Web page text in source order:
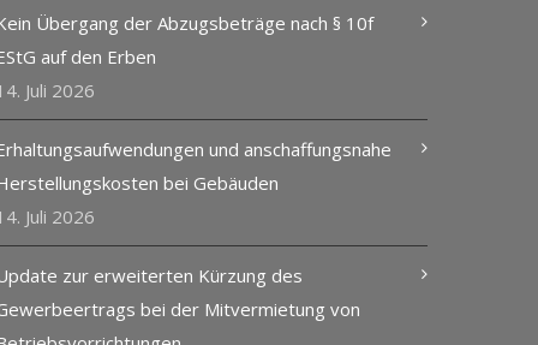
Übergang der Abzugsbeträge nach § 10f
auf den Erben
Juli 2026
und anschaffungsnahe
bei Gebäuden
Juli 2026
zur erweiterten Kürzung des
bei der Mitvermietung von